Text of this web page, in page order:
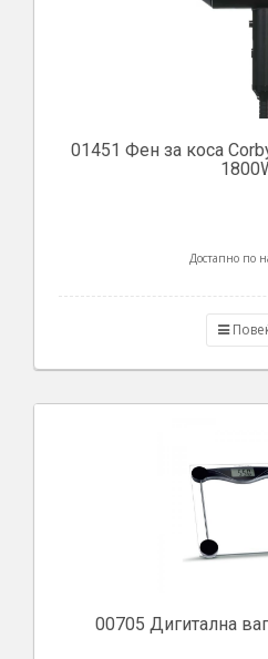
01451 Фен за коса
Достапно по
00705 Дигитална